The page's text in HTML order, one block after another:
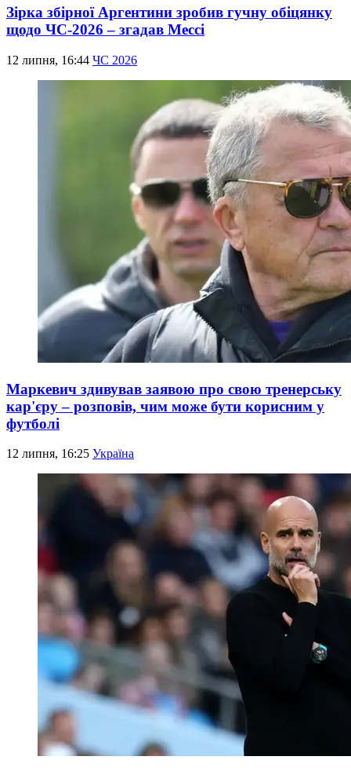
Зірка збірної Аргентини зробив гучну обіцянку
щодо ЧС-2026 – згадав Мессі
12 липня, 16:44 ЧС 2026
Маркевич здивував заявою про свою тренерську
кар'єру – розповів, чим може бути корисним у
футболі
12 липня, 16:25 Україна